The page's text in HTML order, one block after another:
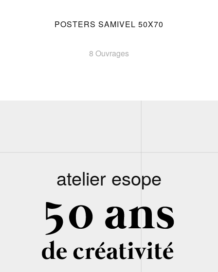
POSTERS SAMIVEL 50X70
8 Ouvrages
atelier esope